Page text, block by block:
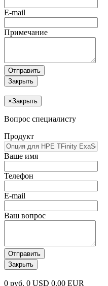
E-mail
Примечание
Отправить
Закрыть
×Закрыть
Вопрос специалисту
Продукт
Ваше имя
Телефон
E-mail
Ваш вопрос
Отправить
Закрыть
0 руб. 0 USD 0.00 EUR